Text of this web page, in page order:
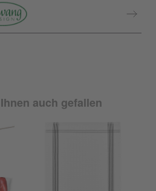
auch gefallen